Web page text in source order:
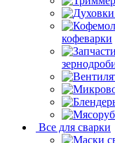
кофеварки
Все для сварки